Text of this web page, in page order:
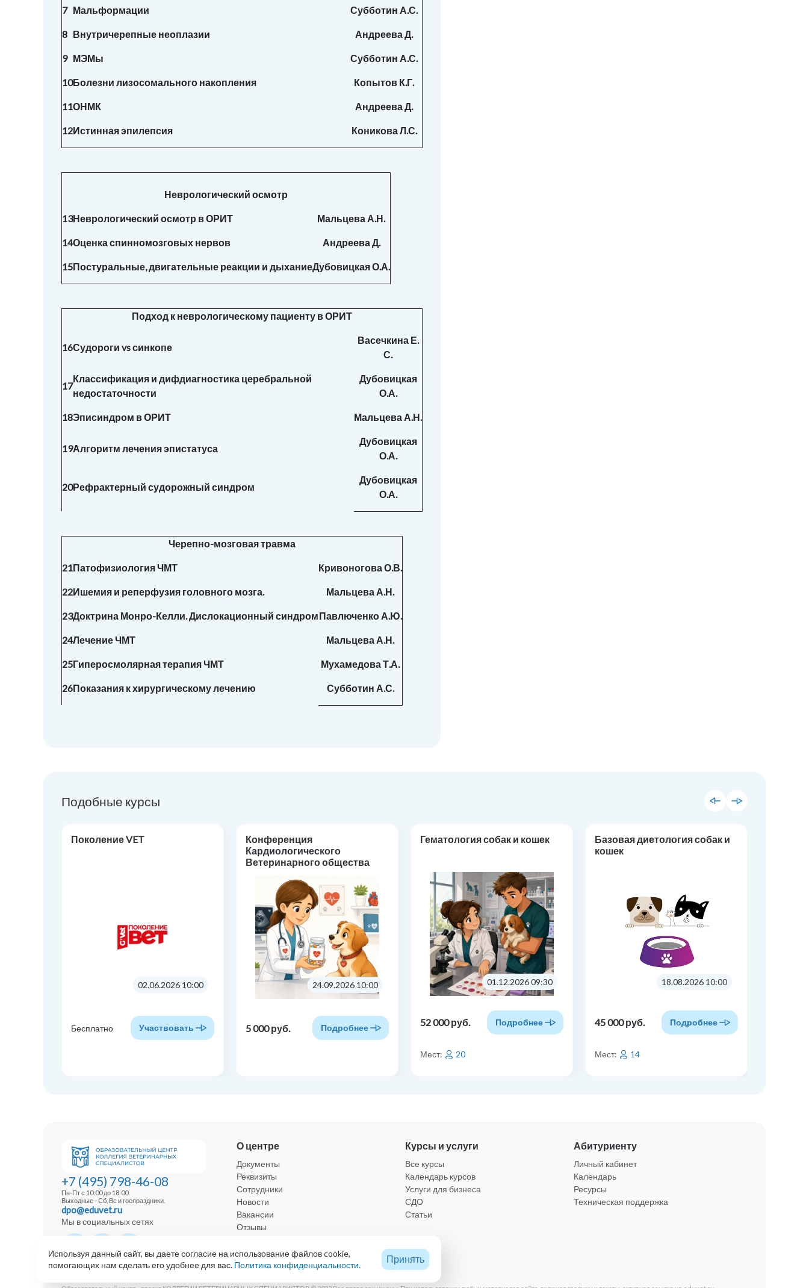
7 Мальформации Субботин А.С.
8 Внутричерепные неоплазии Андреева Д.
9 МЭМы Субботин А.С.
10Болезни лизосомального накопления Копытов К.Г.
11ОНМК Андреева Д.
12Истинная эпилепсия Коникова Л.С.
Неврологический осмотр
13Неврологический осмотр в ОРИТ Мальцева А.Н.
14Оценка спинномозговых нервов Андреева Д.
15Постуральные, двигательные реакции и дыханиеДубовицкая О.А.
Подход к неврологическому пациенту в ОРИТ
16Судороги vs синкопе
Васечкина Е.
С.
17
Классификация и дифдиагностика церебральной
недостаточности
Дубовицкая
О.А.
18Эписиндром в ОРИТ Мальцева А.Н.
19Алгоритм лечения эпистатуса
Дубовицкая
О.А.
20Рефрактерный судорожный синдром
Дубовицкая
О.А.
Черепно-мозговая травма
21Патофизиология ЧМТ Кривоногова О.В.
22Ишемия и реперфузия головного мозга. Мальцева А.Н.
23Доктрина Монро-Келли. Дислокационный синдромПавлюченко А.Ю.
24Лечение ЧМТ Мальцева А.Н.
25Гиперосмолярная терапия ЧМТ Мухамедова Т.А.
26Показания к хирургическому лечению Субботин А.С.
Подобные курсы
Поколение VET
02.06.2026 10:00
Бесплатно Участвовать
Конференция
Кардиологического
Ветеринарного общества
кардиологии: от основ к
практике»
24.09.2026 10:00
5 000 руб. Подробнее
Гематология собак и кошек
01.12.2026 09:30
52 000 руб. Подробнее
Мест: 20
Базовая диетология собак и
кошек
18.08.2026 10:00
45 000 руб. Подробнее
Мест: 14
+7 (495) 798-46-08
Пн-Пт с 10:00 до 18:00.
Выходные - Сб, Вс и госпраздники.
dpo@eduvet.ru
Мы в социальных сетях
О центре
Документы
Реквизиты
Сотрудники
Новости
Вакансии
Отзывы
Курсы и услуги
Все курсы
Календарь курсов
Услуги для бизнеса
СДО
Статьи
Абитуриенту
Личный кабинет
Календарь
Ресурсы
Техническая поддержка
Используя данный сайт, вы даете согласие на использование файлов cookie,
помогающих нам сделать его удобнее для вас. Политика конфиденциальности.
Принять